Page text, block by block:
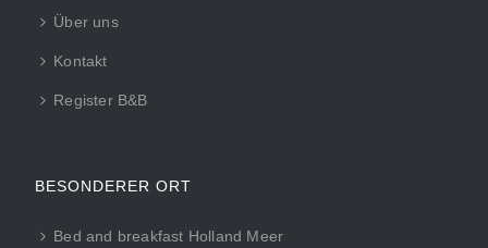
Über uns
Kontakt
Register B&B
BESONDERER ORT
Bed and breakfast Holland Meer